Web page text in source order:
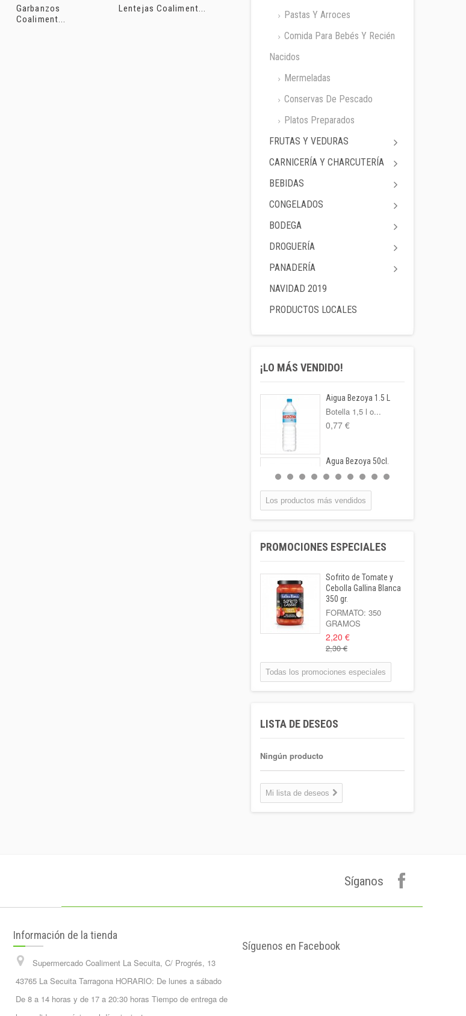
Garbanzos
Coaliment...
Lentejas Coaliment... Lentejas Coaliment...
Lentejas Cidacos
fco....
Pastas Y Arroces
Comida Para Bebés Y Recién
Nacidos
Mermeladas
Conservas De Pescado
Platos Preparados
FRUTAS Y VEDURAS
CARNICERÍA Y CHARCUTERÍA
BEBIDAS
CONGELADOS
BODEGA
DROGUERÍA
PANADERÍA
NAVIDAD 2019
PRODUCTOS LOCALES
¡LO MÁS VENDIDO!
Aigua Bezoya 1.5 L
Botella 1,5 l o...
0,77 €
Agua Bezoya 50cl.
FORMATO:
0,55 €
Lata 33cl
Leche Coaliment
Semidesnatada
Botella 1l o...
1,02 €
Patata Kenebeck 1
Kilo
Formato: 1 Kilo
1,95 €
L
Lata 33cl
Lata 33cl
0,75 €
kgrs...
1,50 €
FORMATO:
GARRAFA...
Los productos más vendidos
PROMOCIONES ESPECIALES
Sofrito de Tomate y
Cebolla Gallina Blanca
350 gr.
FORMATO: 350
GRAMOS
2,20 €
2,30 €
Todas los promociones especiales
LISTA DE DESEOS
Ningún producto
Mi lista de deseos
Síganos
Información de la tienda
Supermercado Coaliment La Secuita, C/ Progrés, 13
43765 La Secuita Tarragona HORARIO: De lunes a sábado
De 8 a 14 horas y de 17 a 20:30 horas Tiempo de entrega de
Síguenos en Facebook